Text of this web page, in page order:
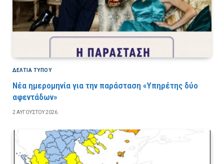
ΔΕΛΤΙΑ ΤΥΠΟΥ
Νέα ημερομηνία για την παράσταση «Υπηρέτης δύο
αφεντάδων»
2 ΑΥΓΟΎΣΤΟΥ 2026